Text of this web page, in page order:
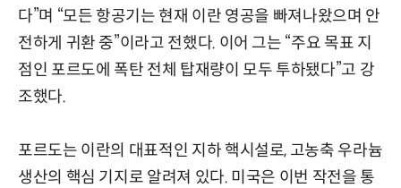
다”며 “모든 항공기는 현재 이란 영공을 빠져나왔으며 안
전하게 귀환 중”이라고 전했다. 이어 그는 “주요 목표 지
점인 포르도에 폭탄 전체 탑재량이 모두 투하됐다”고 강
조했다.
포르도는 이란의 대표적인 지하 핵시설로, 고농축 우라늄
생산의 핵심 기지로 알려져 있다. 미국은 이번 작전을 통